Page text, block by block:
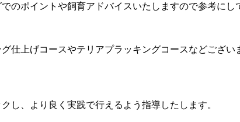
のポイントや飼育アドバイスいたしますので参考にし
仕上げコースやテリアプラッキングコースなどござ
し、より良く実践で行えるよう指導したします。